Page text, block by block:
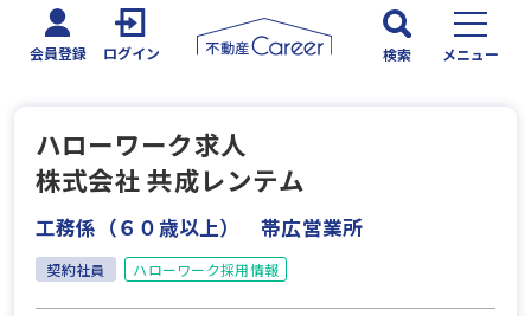
会員登録 ログイン 検索 メニュー
ハローワーク求人
株式会社 共成レンテム
工務係（６０歳以上） 帯広営業所
契約社員 ハローワーク採用情報